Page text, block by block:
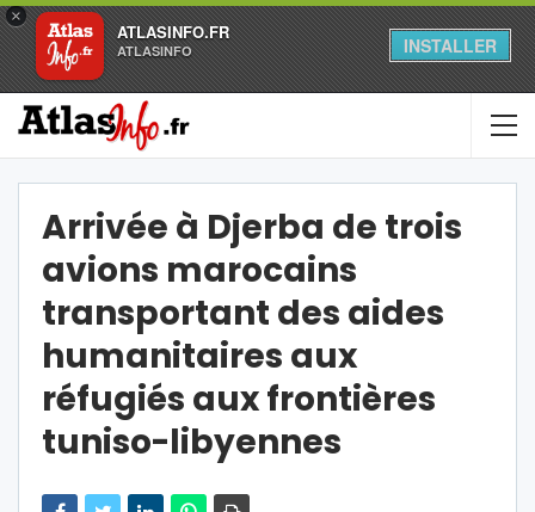
×
ATLASINFO.FR
ATLASINFO INSTALLER
Arrivée à Djerba de trois
avions marocains
transportant des aides
humanitaires aux
réfugiés aux frontières
tuniso-libyennes